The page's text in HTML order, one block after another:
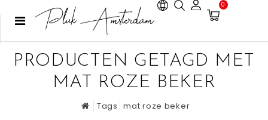
0
PRODUCTEN GETAGD MET
MAT ROZE BEKER
Tags mat roze beker